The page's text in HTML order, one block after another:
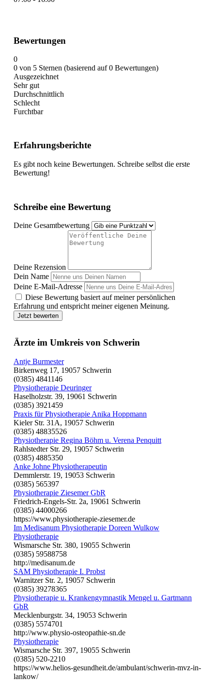
Bewertungen
0
0 von 5 Sternen (basierend auf 0 Bewertungen)
Ausgezeichnet
Sehr gut
Durchschnittlich
Schlecht
Furchtbar
Erfahrungsberichte
Es gibt noch keine Bewertungen. Schreibe selbst die erste
Bewertung!
Schreibe eine Bewertung
Deine Gesamtbewertung
Deine Rezension
Dein Name
Deine E-Mail-Adresse
Diese Bewertung basiert auf meiner persönlichen
Erfahrung und entspricht meiner eigenen Meinung.
Jetzt bewerten
Ärzte im Umkreis von Schwerin
Antje Burmester
Birkenweg 17, 19057 Schwerin
(0385) 4841146
Physiotherapie Deuringer
Haselholzstr. 39, 19061 Schwerin
(0385) 3921459
Praxis für Physiotherapie Anika Hoppmann
Kieler Str. 31A, 19057 Schwerin
(0385) 48835526
Physiotherapie Regina Böhm u. Verena Penquitt
Rahlstedter Str. 29, 19057 Schwerin
(0385) 4885350
Anke Johne Physiotherapeutin
Demmlerstr. 19, 19053 Schwerin
(0385) 565397
Physiotherapie Ziesemer GbR
Friedrich-Engels-Str. 2a, 19061 Schwerin
(0385) 44000266
https://www.physiotherapie-ziesemer.de
Im Medisanum Physiotherapie Doreen Wulkow
Physiotherapie
Wismarsche Str. 380, 19055 Schwerin
(0385) 59588758
http://medisanum.de
SAM Physiotherapie I. Probst
Warnitzer Str. 2, 19057 Schwerin
(0385) 39278365
Physiotherapie u. Krankengymnastik Mengel u. Gartmann
GbR
Mecklenburgstr. 34, 19053 Schwerin
(0385) 5574701
http://www.physio-osteopathie-sn.de
Physiotherapie
Wismarsche Str. 397, 19055 Schwerin
(0385) 520-2210
https://www.helios-gesundheit.de/ambulant/schwerin-mvz-in-
lankow/